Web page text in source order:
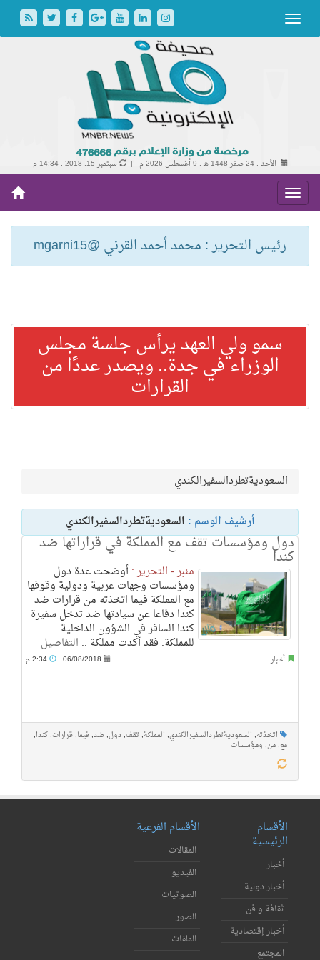
الأحد , 24 صفر 1448 هـ , 9 أغسطس 2026 م | سبتمبر 15, 2018 , 14:34 م
رئيس التحرير : محمد أحمد القرني @mgarni15
سمو ولي العهد يرأس جلسة مجلس
الوزراء في جدة.. ويصدر عددًا من
القرارات
السعوديةتطردالسفيرالكندي
أرشيف الوسم : السعوديةتطردالسفيرالكندي
دول ومؤسسات تقف مع المملكة في قراراتها ضد
كندا
منبر - التحرير :أوضحت عدة دول
ومؤسسات وجهات عربية ودولية وقوفها
مع المملكة فيما اتخذته من قرارات ضد
كندا دفاعا عن سيادتها ضد تدخل سفيرة
كندا السافر في الشؤون الداخلية
للمملكة. فقد أكدت مملكة .. التفاصيل
أخبار 06/08/2018
اتخذته, السعوديةتطردالسفيرالكندي, المملكة, تقف, دول, ضد, فيما, قرارات, كندا,
مع, من, ومؤسسات
الأقسام
الرئيسية
أخبار
أخبار دولية
ثقافة و فن
أخبار إقتصادية
المجتمع
الأقسام الفرعية
المقالات
الفيديو
الصوتيات
الصور
الملفات